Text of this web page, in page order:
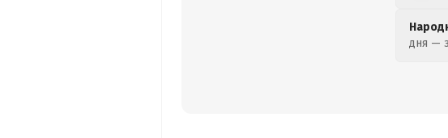
дня —